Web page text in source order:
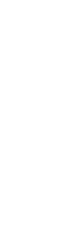
les moments
et de
sur la plage
l'eau, nous
avec un
choisissons
agréables à